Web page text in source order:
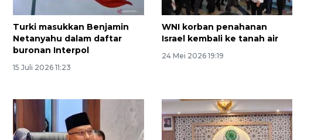
Turki masukkan Benjamin
Netanyahu dalam daftar
buronan Interpol
15 Juli 2026 11:23
WNI korban penahanan
Israel kembali ke tanah air
24 Mei 2026 19:19